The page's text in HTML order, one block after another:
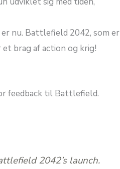
nu. Battlefield 2042, som er
brag af action og krig!
feedback til Battlefield.
2042’s launch.